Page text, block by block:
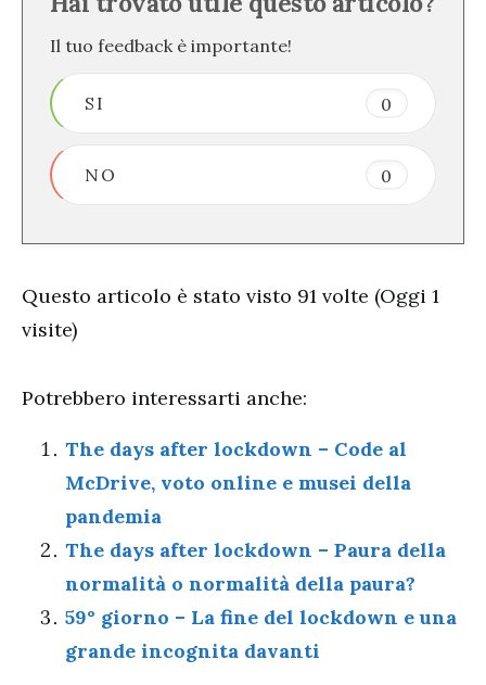
Il tuo feedback è importante!
SI 0
NO 0
Questo articolo è stato visto 91 volte (Oggi 1
visite)
Potrebbero interessarti anche:
The days after lockdown – Code al
McDrive, voto online e musei della
pandemia
The days after lockdown – Paura della
normalità o normalità della paura?
59° giorno – La fine del lockdown e una
grande incognita davanti